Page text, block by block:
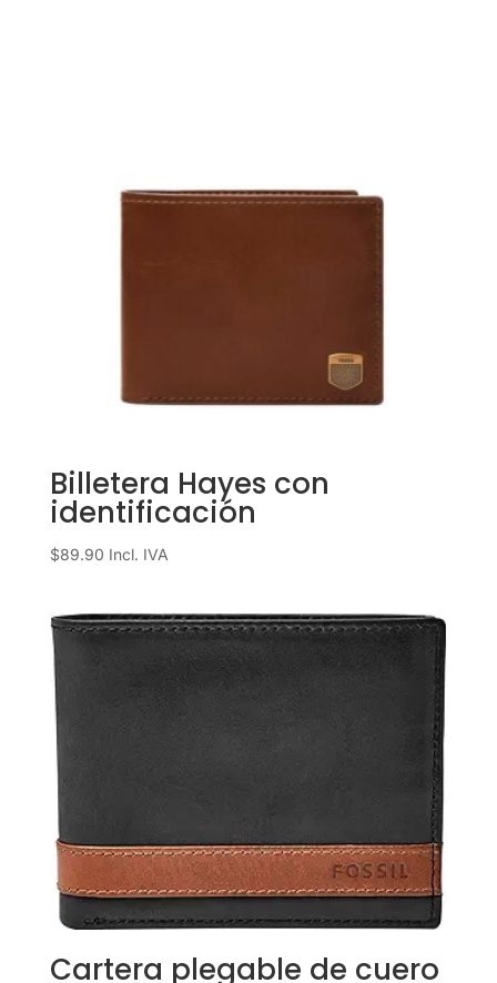
Billetera Hayes con
identificación
$89.90 Incl. IVA
Cartera plegable de cuero